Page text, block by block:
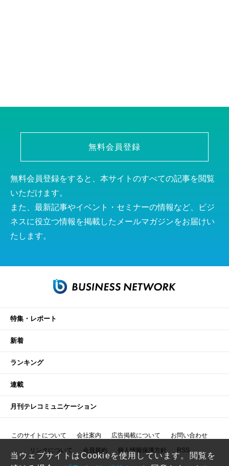
無料会員登録
無料会員登録をすると、本サイトのすべての記事を閲覧
いただけます。
また、最新記事やイベント・セミナーの情報など、ビジ
ネスに役立つ情報を掲載したメールマガジンをお届けい
たします。
特集・レポート
新着
ランキング
連載
月刊テレコミュニケーション
このサイトについて 会社案内 広告掲載について お問い合わせ
リンクについて 会員規約 個人情報保護方針 RSS
当ウェブサイトはCookieを使用しています。閲覧を